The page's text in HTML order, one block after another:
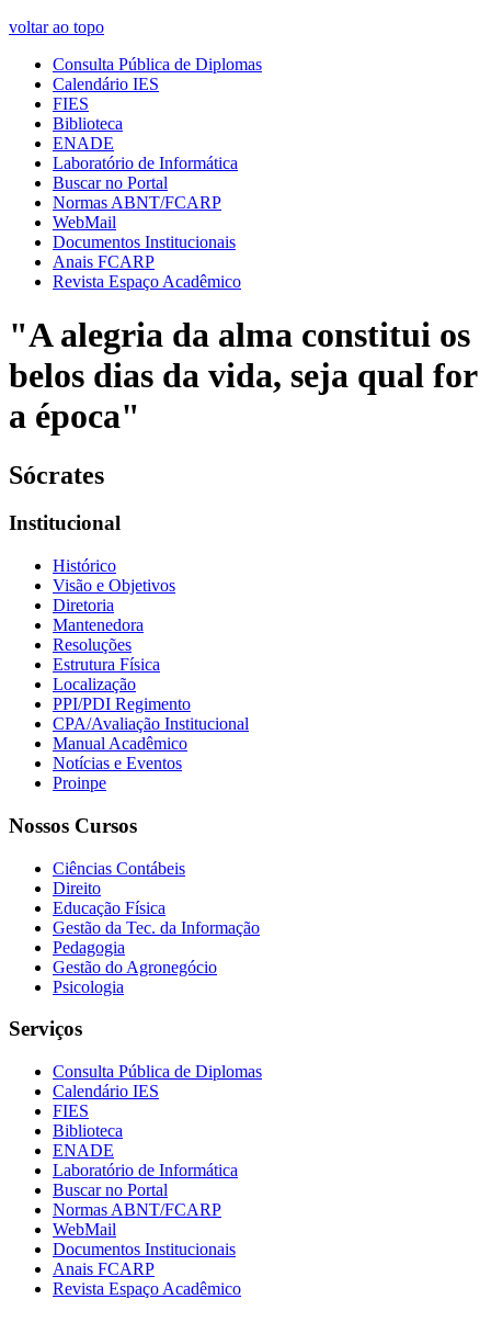
voltar ao topo
Consulta Pública de Diplomas
Calendário IES
FIES
Biblioteca
ENADE
Laboratório de Informática
Buscar no Portal
Normas ABNT/FCARP
WebMail
Documentos Institucionais
Anais FCARP
Revista Espaço Acadêmico
"A alegria da alma constitui os
belos dias da vida, seja qual for
a época"
Sócrates
Institucional
Histórico
Visão e Objetivos
Diretoria
Mantenedora
Resoluções
Estrutura Física
Localização
PPI/PDI Regimento
CPA/Avaliação Institucional
Manual Acadêmico
Notícias e Eventos
Proinpe
Nossos Cursos
Ciências Contábeis
Direito
Educação Física
Gestão da Tec. da Informação
Pedagogia
Gestão do Agronegócio
Psicologia
Serviços
Consulta Pública de Diplomas
Calendário IES
FIES
Biblioteca
ENADE
Laboratório de Informática
Buscar no Portal
Normas ABNT/FCARP
WebMail
Documentos Institucionais
Anais FCARP
Revista Espaço Acadêmico